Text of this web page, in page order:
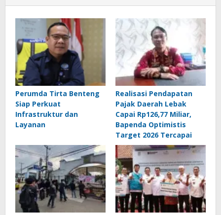
Perumda Tirta Benteng
Siap Perkuat
Infrastruktur dan
Layanan
Realisasi Pendapatan
Pajak Daerah Lebak
Capai Rp126,77 Miliar,
Bapenda Optimistis
Target 2026 Tercapai